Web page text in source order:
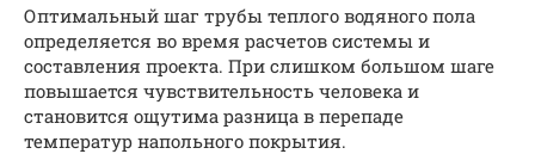
Оптимальный шаг трубы теплого водяного пола
определяется во время расчетов системы и
составления проекта. При слишком большом шаге
повышается чувствительность человека и
становится ощутима разница в перепаде
температур напольного покрытия.